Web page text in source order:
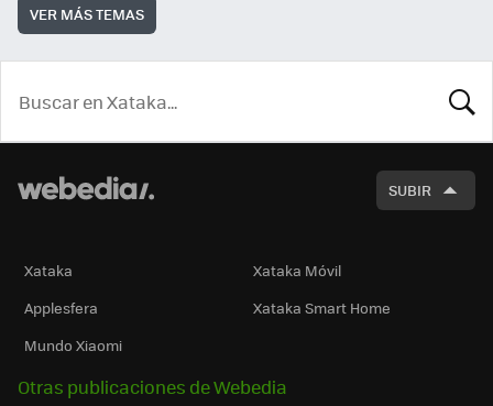
VER MÁS TEMAS
SUBIR
Xataka
Xataka Móvil
Applesfera
Xataka Smart Home
Mundo Xiaomi
Otras publicaciones de Webedia